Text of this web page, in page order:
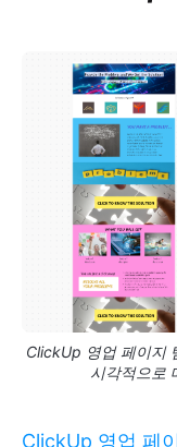
ClickUp 영업 페이지
시각적으로
ClickUp 영업 페